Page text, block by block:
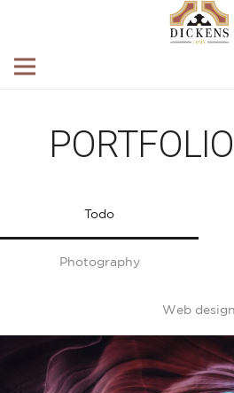
Todo
Photography
Web design